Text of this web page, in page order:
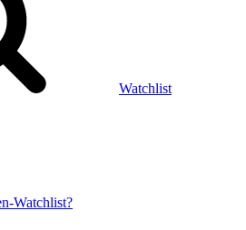
Watchlist
Watchlist?